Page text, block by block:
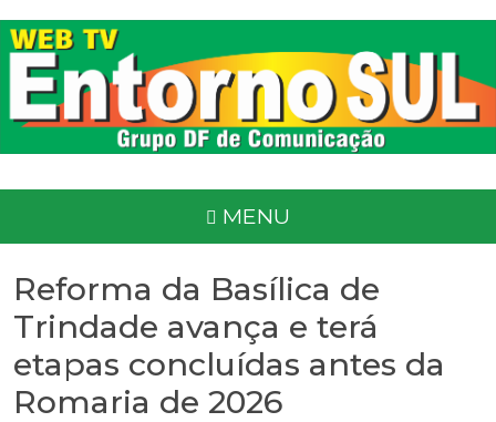
MENU
Reforma da Basílica de
Trindade avança e terá
etapas concluídas antes da
Romaria de 2026